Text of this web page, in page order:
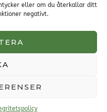
eller om du återkallar ditt
negativt.